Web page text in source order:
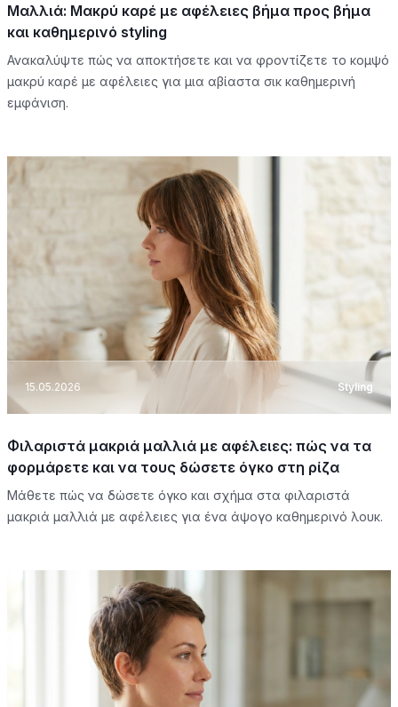
Μαλλιά: Μακρύ καρέ με αφέλειες βήμα προς βήμα
και καθημερινό styling
Ανακαλύψτε πώς να αποκτήσετε και να φροντίζετε το κομψό
μακρύ καρέ με αφέλειες για μια αβίαστα σικ καθημερινή
εμφάνιση.
15.05.2026 Styling
Φιλαριστά μακριά μαλλιά με αφέλειες: πώς να τα
φορμάρετε και να τους δώσετε όγκο στη ρίζα
Μάθετε πώς να δώσετε όγκο και σχήμα στα φιλαριστά
μακριά μαλλιά με αφέλειες για ένα άψογο καθημερινό λουκ.